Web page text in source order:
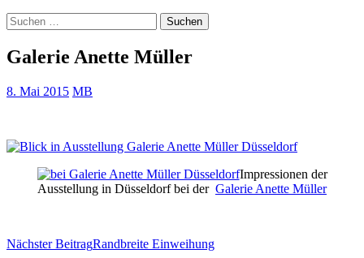
Suchen
nach:
Galerie Anette Müller
8. Mai 2015 MB
Impressionen der
Ausstellung in Düsseldorf bei der Galerie Anette Müller
Beitragsnavigation
Nächster BeitragRandbreite Einweihung